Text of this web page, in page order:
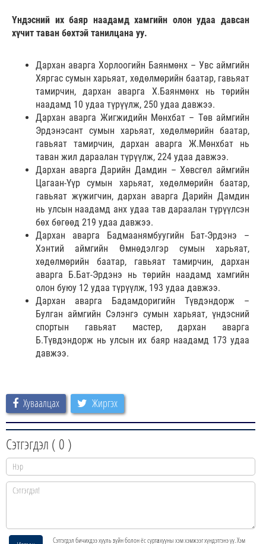
Үндэсний их баяр наадамд хамгийн олон удаа давсан
хүчит таван бөхтэй танилцана уу.
Дархан аварга Хорлоогийн Баянмөнх – Увс аймгийн
Хяргас сумын харьяат, хөдөлмөрийн баатар, гавьяат
тамирчин, дархан аварга Х.Баянмөнх нь төрийн
наадамд 10 удаа түрүүлж, 250 удаа давжээ.
Дархан аварга Жигжидийн Мөнхбат – Төв аймгийн
Эрдэнэсант сумын харьяат, хөдөлмөрийн баатар,
гавьяат тамирчин, дархан аварга Ж.Мөнхбат нь
таван жил дараалан түрүүлж, 224 удаа давжээ.
Дархан аварга Дарийн Дамдин – Хөвсгөл аймгийн
Цагаан-Үүр сумын харьяат, хөдөлмөрийн баатар,
гавьяат жүжигчин, дархан аварга Дарийн Дамдин
нь улсын наадамд анх удаа тав дараалан түрүүлсэн
бөх бөгөөд 219 удаа давжээ.
Дархан аварга Бадмаанямбуугийн Бат-Эрдэнэ –
Хэнтий аймгийн Өмнөдэлгэр сумын харьяат,
хөдөлмөрийн баатар, гавьяат тамирчин, дархан
аварга Б.Бат-Эрдэнэ нь төрийн наадамд хамгийн
олон буюу 12 удаа түрүүлж, 193 удаа давжээ.
Дархан аварга Бадамдоригийн Түвдэндорж –
Булган аймгийн Сэлэнгэ сумын харьяат, үндэсний
спортын гавьяат мастер, дархан аварга
Б.Түвдэндорж нь улсын их баяр наадамд 173 удаа
давжээ.
Хуваалцах Жиргэх
Сэтгэгдэл ( 0 )
Сэтгэгдэл бичихдээ хууль зүйн болон ёс суртахууны хэм хэмжээг хүндэтгэнэ үү. Хэм